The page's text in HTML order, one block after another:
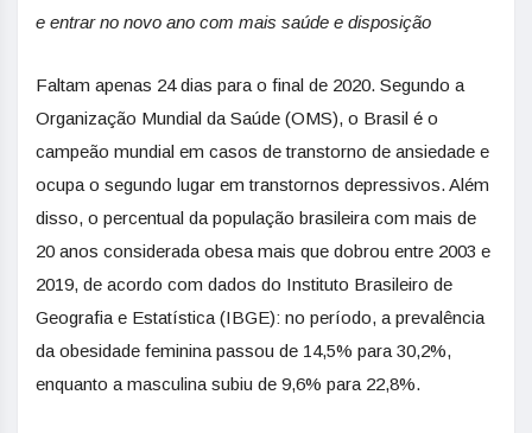
e entrar no novo ano com mais saúde e disposição
Faltam apenas 24 dias para o final de 2020. Segundo a
Organização Mundial da Saúde (OMS), o Brasil é o
campeão mundial em casos de transtorno de ansiedade e
ocupa o segundo lugar em transtornos depressivos. Além
disso, o percentual da população brasileira com mais de
20 anos considerada obesa mais que dobrou entre 2003 e
2019, de acordo com dados do Instituto Brasileiro de
Geografia e Estatística (IBGE): no período, a prevalência
da obesidade feminina passou de 14,5% para 30,2%,
enquanto a masculina subiu de 9,6% para 22,8%.